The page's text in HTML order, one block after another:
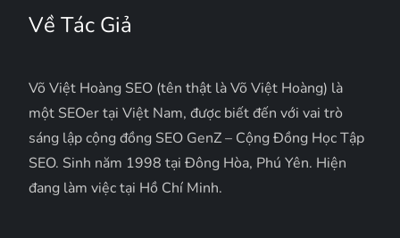
Về Tác Giả
Võ Việt Hoàng SEO (tên thật là Võ Việt Hoàng) là
một SEOer tại Việt Nam, được biết đến với vai trò
sáng lập cộng đồng SEO GenZ – Cộng Đồng Học Tập
SEO. Sinh năm 1998 tại Đông Hòa, Phú Yên. Hiện
đang làm việc tại Hồ Chí Minh.